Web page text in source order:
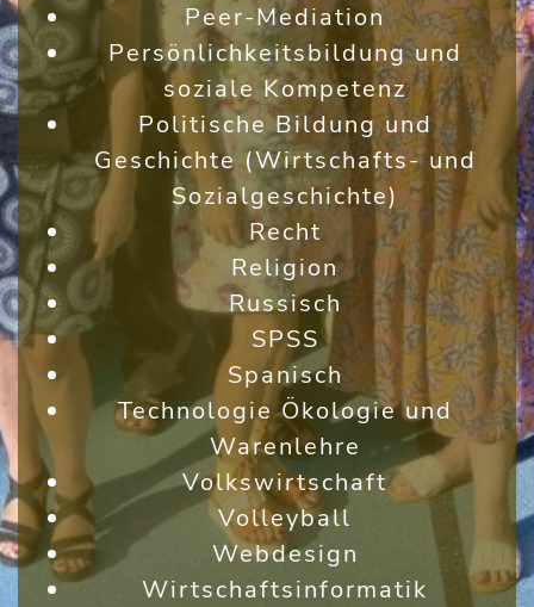
Peer-Mediation
Persönlichkeitsbildung und
soziale Kompetenz
Politische Bildung und
Geschichte (Wirtschafts- und
Sozialgeschichte)
Recht
Religion
Russisch
SPSS
Spanisch
Technologie Ökologie und
Warenlehre
Volkswirtschaft
Volleyball
Webdesign
Wirtschaftsinformatik